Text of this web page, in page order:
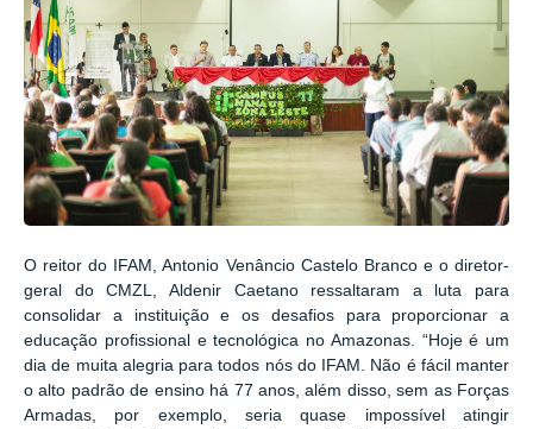
O reitor do IFAM, Antonio Venâncio Castelo Branco e o diretor-
geral do CMZL, Aldenir Caetano ressaltaram a luta para
consolidar a instituição e os desafios para proporcionar a
educação profissional e tecnológica no Amazonas. “Hoje é um
dia de muita alegria para todos nós do IFAM. Não é fácil manter
o alto padrão de ensino há 77 anos, além disso, sem as Forças
Armadas, por exemplo, seria quase impossível atingir